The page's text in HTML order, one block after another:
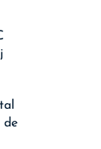
de